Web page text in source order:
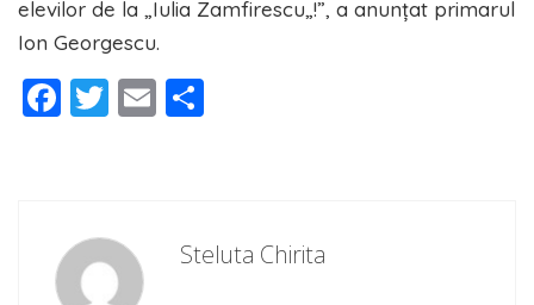
elevilor de la „Iulia Zamfirescu„!”, a anunțat primarul
Ion Georgescu.
Facebook
Twitter
Email
Steluta Chirita